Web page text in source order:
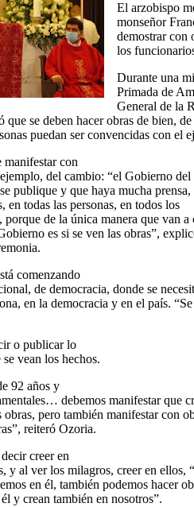
El arzobispo
monseñor
demostrar con
los
Durante una
Primada de
General de la
se deben hacer obras de bien,
puedan ser convencidas con el
manifestar con
del cambio: “el Gobierno
publique y que haya mucha prensa,
en todas las personas, en todos los
de la única manera que van a
es si se ven las obras”,
comenzando
de democracia, donde se
en la democracia y en el país. “Se
o publicar lo
vean los hechos.
92 años y
debemos manifestar que
obras, pero también manifestar con
reiteró Ozoria.
creer en
y al ver los milagros, creer en ellos,
en él, también podemos hacer
y crean también en nosotros”.